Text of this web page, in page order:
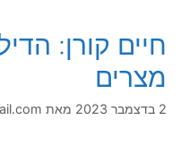
חיים קורן:
מצרים
2 בדצמבר 2023 מאת